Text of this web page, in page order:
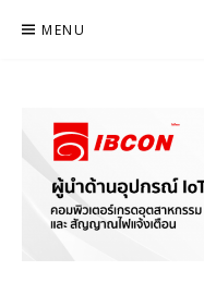
MENU